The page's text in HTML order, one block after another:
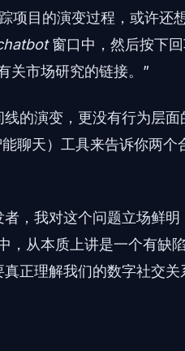
项目的演变过程，或许还
窗口中，然后按下回
关市场研究的链接。”
的演变，更没有行为层面
聊天）工具来告诉你两个
，我对这个问题立场鲜
，从本质上讲是一个有缺
正理解我们的数字社交关